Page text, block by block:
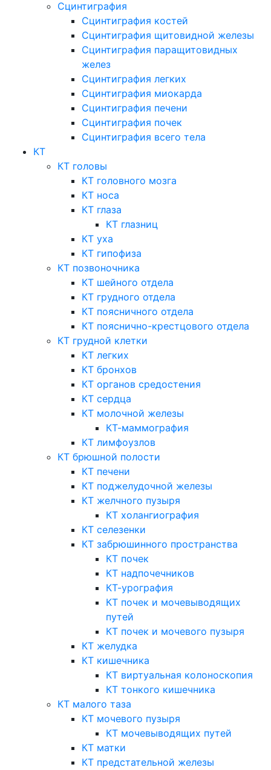
Сцинтиграфия
Сцинтиграфия костей
Сцинтиграфия щитовидной железы
Сцинтиграфия паращитовидных
желез
Сцинтиграфия легких
Сцинтиграфия миокарда
Сцинтиграфия печени
Сцинтиграфия почек
Сцинтиграфия всего тела
КТ
КТ головы
КТ головного мозга
КТ носа
КТ глаза
КТ глазниц
КТ уха
КТ гипофиза
КТ позвоночника
КТ шейного отдела
КТ грудного отдела
КТ поясничного отдела
КТ пояснично-крестцового отдела
КТ грудной клетки
КТ легких
КТ бронхов
КТ органов средостения
КТ сердца
КТ молочной железы
КТ-маммография
КТ лимфоузлов
КТ брюшной полости
КТ печени
КТ поджелудочной железы
КТ желчного пузыря
КТ холангиография
КТ селезенки
КТ забрюшинного пространства
КТ почек
КТ надпочечников
КТ-урография
КТ почек и мочевыводящих
путей
КТ почек и мочевого пузыря
КТ желудка
КТ кишечника
КТ виртуальная колоноскопия
КТ тонкого кишечника
КТ малого таза
КТ мочевого пузыря
КТ мочевыводящих путей
КТ матки
КТ предстательной железы